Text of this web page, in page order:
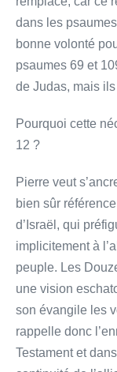
dans les
bonne volonté
psaumes 69 et
de Judas, mais
Pourquoi cette
12 ?
Pierre veut
bien sûr
d’Israël, qui
implicitement à
peuple. Les
une vision
son évangile les
rappelle donc
Testament et